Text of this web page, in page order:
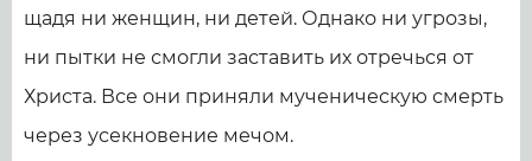
щадя ни женщин, ни детей. Однако ни угрозы,
ни пытки не смогли заставить их отречься от
Христа. Все они приняли мученическую смерть
через усекновение мечом.